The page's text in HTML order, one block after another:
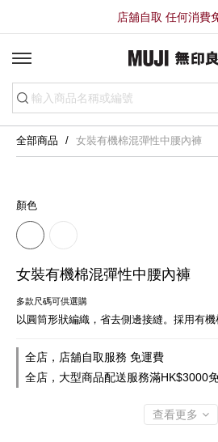
店舖自取 任何消費
全部商品 女裝有機棉混彈性中腰內褲
顏色
女裝有機棉混彈性中腰內褲
多款尺碼可供選購
以圓筒形狀編織，省去側邊接縫。採用有機
全店，店舖自取服務 免運費
全店，大型商品配送服務滿HK$3000
查看更多